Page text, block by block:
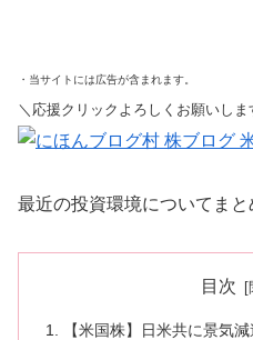
・当サイトには広告が含まれます。
＼応援クリックよろしくお願いしま
最近の投資環境についてまと
目次
【米国株】日米共に景気